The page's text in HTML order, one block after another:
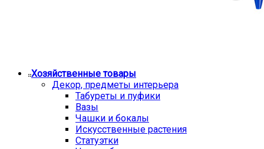
Хозяйственные товары
Декор, предметы интерьера
Табуреты и пуфики
Вазы
Чашки и бокалы
Искусственные растения
Статуэтки